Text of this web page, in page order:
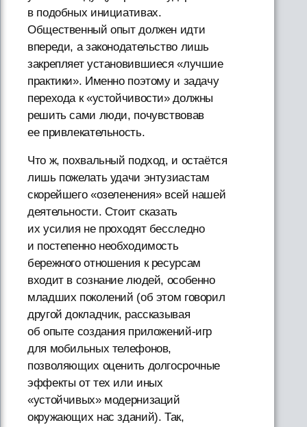
в подобных инициативах.
Общественный опыт должен идти
впереди, а законодательство лишь
закрепляет установившиеся «лучшие
практики». Именно поэтому и задачу
перехода к «устойчивости» должны
решить сами люди, почувствовав
ее привлекательность.
Что ж, похвальный подход, и остаётся
лишь пожелать удачи энтузиастам
скорейшего «озеленения» всей нашей
деятельности. Стоит сказать
их усилия не проходят бесследно
и постепенно необходимость
бережного отношения к ресурсам
входит в сознание людей, особенно
младших поколений (об этом говорил
другой докладчик, рассказывая
об опыте создания приложений-игр
для мобильных телефонов,
позволяющих оценить долгосрочные
эффекты от тех или иных
«устойчивых» модернизаций
окружающих нас зданий). Так,